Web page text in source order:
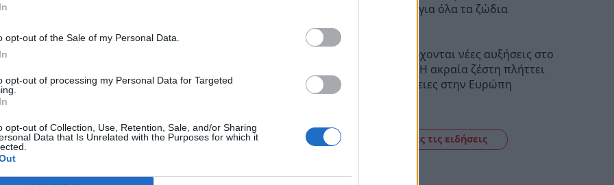
opt-out of the Sale of my Personal Data.
opt-out of processing my Personal Data for Targeted
opt-out of Collection, Use, Retention, Sale, and/or Sharing
Data that Is Unrelated with the Purposes for which it
Tongue), ΝΤΑΜΠΑ-ΝΤΟΥΜΠΑ, KAZOOR.
για την πάλη ενάντια τον φασισμό,
μέλος του ΚΣ της ΚΝΕ
από τον Θάνο Μικρούτσικο και την Ρίτα
ο Θύμιος Παπαδόπουλος.
Προβλέψεις για όλα τα ζώδια
Guardian: Έρχονται νέες αυξήσεις στο
ελαιόλαδο – Η ακραία ζέστη πλήττει
τις καλλιέργειες στην Ευρώπη
Δείτε όλες τις ειδήσεις